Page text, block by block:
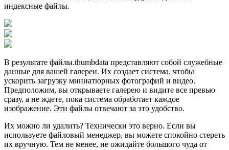
индексные файлы.
В результате файлы.thumbdata представляют собой служебные
данные для вашей галереи. Их создает система, чтобы
ускорить загрузку миниатюрных фотографий и видео.
Предположим, вы открываете галерею и видите все превью
сразу, а не ждете, пока система обработает каждое
изображение. Эти файлы отвечают за это удобство.
Их можно ли удалить? Технически это верно. Если вы
используете файловый менеджер, вы можете спокойно стереть
их вручную. Тем не менее, не ожидайте большого чуда от